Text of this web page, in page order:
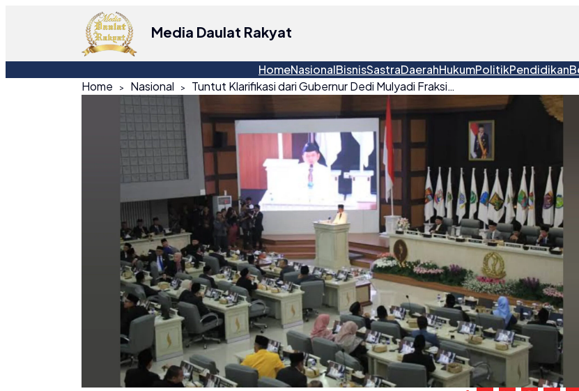
Media Daulat Rakyat
HomeNasionalBisnisSastraDaerahHukumPolitikPendidikan
Home
Nasional Tuntut Klarifikasi dari Gubernur Dedi Mulyadi Fraksi PDIP Walk Out dari Rapat Paripurna DPRD Jabar